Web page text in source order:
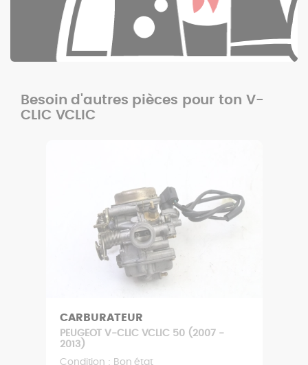
Besoin d'autres pièces pour ton V-
CLIC VCLIC
CARBURATEUR
PEUGEOT V-CLIC VCLIC 50 (2007 -
2013)
Condition : Bon état